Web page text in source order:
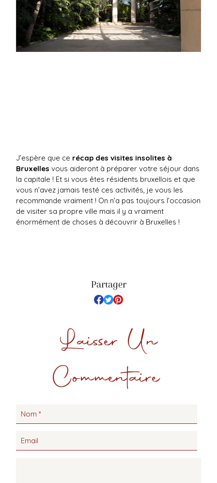
J’espère que ce récap des visites insolites à
Bruxelles vous aideront à préparer votre séjour dans
la capitale ! Et si vous êtes résidents bruxellois et que
vous n’avez jamais testé ces activités, je vous les
recommande vraiment ! On n’a pas toujours l’occasion
de visiter sa propre ville mais il y a vraiment
énormément de choses à découvrir à Bruxelles !
Partager
Laisser Un
Commentaire